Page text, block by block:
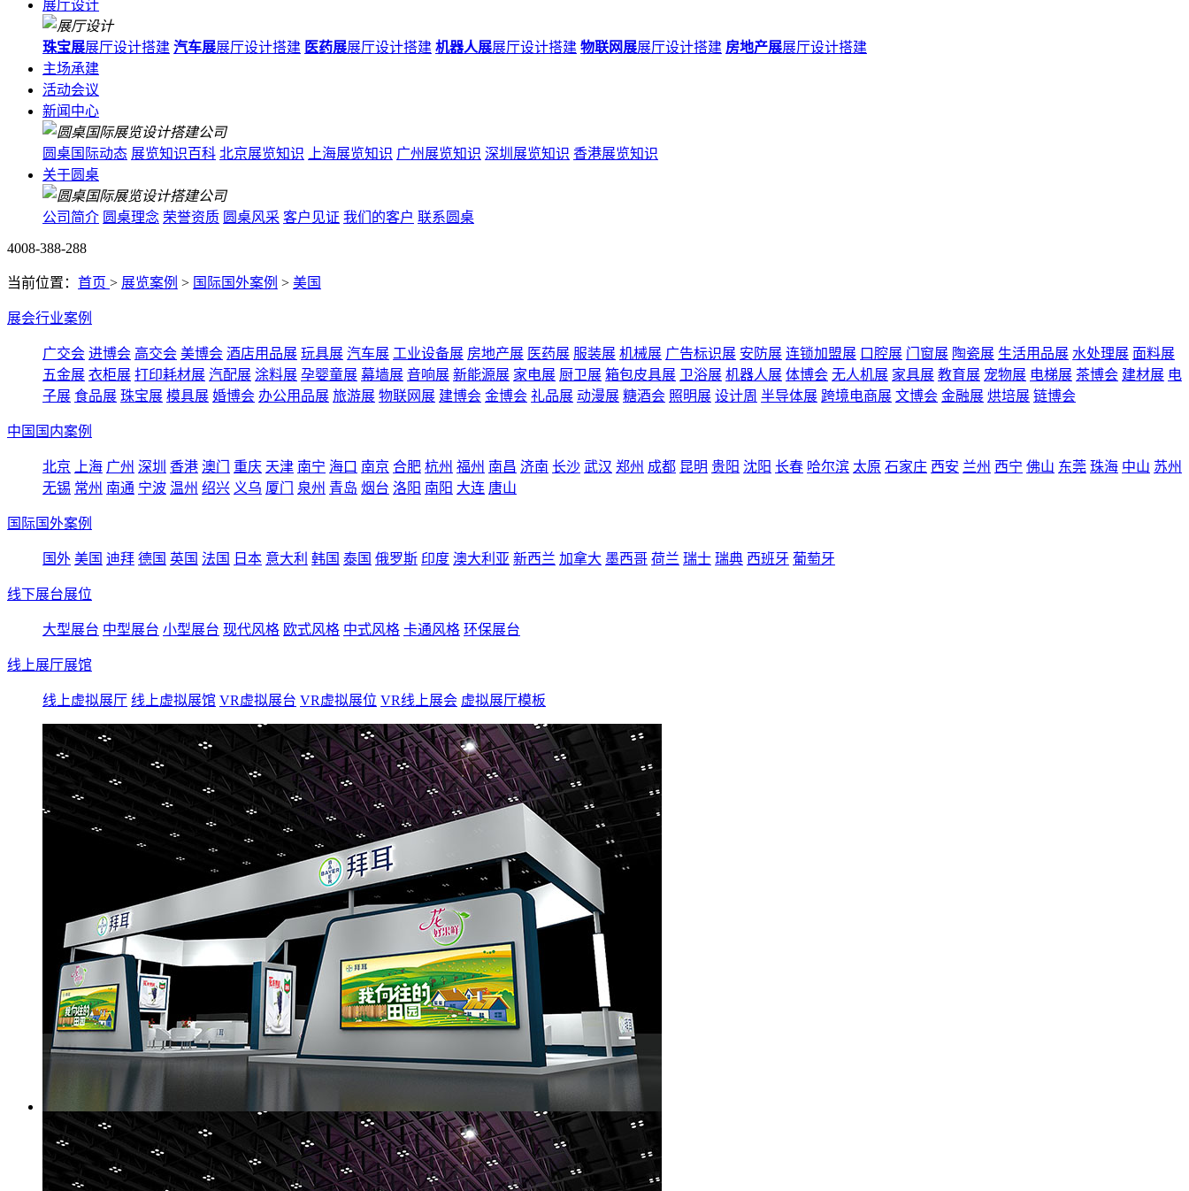
展厅设计
珠宝展展厅设计搭建 汽车展展厅设计搭建 医药展展厅设计搭建 机器人展展厅设计搭建 物联网展展厅设计搭建 房地产展展厅设计搭建
主场承建
活动会议
新闻中心
圆桌国际动态 展览知识百科 北京展览知识 上海展览知识 广州展览知识 深圳展览知识 香港展览知识
关于圆桌
公司简介 圆桌理念 荣誉资质 圆桌风采 客户见证 我们的客户 联系圆桌
4008-388-288
当前位置： 首页 > 展览案例 > 国际国外案例 > 美国
展会行业案例
广交会 进博会 高交会 美博会 酒店用品展 玩具展 汽车展 工业设备展 房地产展 医药展 服装展 机械展 广告标识展 安防展 连锁加盟展 口腔展 门窗展 陶瓷展 生活用品展 水处理展 面料展
五金展 衣柜展 打印耗材展 汽配展 涂料展 孕婴童展 幕墙展 音响展 新能源展 家电展 厨卫展 箱包皮具展 卫浴展 机器人展 体博会 无人机展 家具展 教育展 宠物展 电梯展 茶博会 建材展 电
子展 食品展 珠宝展 模具展 婚博会 办公用品展 旅游展 物联网展 建博会 金博会 礼品展 动漫展 糖酒会 照明展 设计周 半导体展 跨境电商展 文博会 金融展 烘培展 链博会
中国国内案例
北京 上海 广州 深圳 香港 澳门 重庆 天津 南宁 海口 南京 合肥 杭州 福州 南昌 济南 长沙 武汉 郑州 成都 昆明 贵阳 沈阳 长春 哈尔滨 太原 石家庄 西安 兰州 西宁 佛山 东莞 珠海 中山 苏州
无锡 常州 南通 宁波 温州 绍兴 义乌 厦门 泉州 青岛 烟台 洛阳 南阳 大连 唐山
国际国外案例
国外 美国 迪拜 德国 英国 法国 日本 意大利 韩国 泰国 俄罗斯 印度 澳大利亚 新西兰 加拿大 墨西哥 荷兰 瑞士 瑞典 西班牙 葡萄牙
线下展台展位
大型展台 中型展台 小型展台 现代风格 欧式风格 中式风格 卡通风格 环保展台
线上展厅展馆
线上虚拟展厅 线上虚拟展馆 VR虚拟展台 VR虚拟展位 VR线上展会 虚拟展厅模板